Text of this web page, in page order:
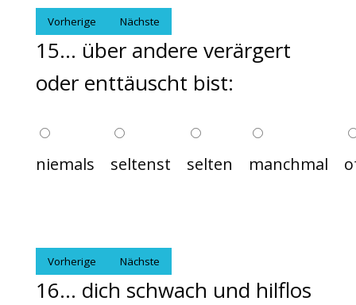
Vorherige Nächste
15... über andere verärgert
oder enttäuscht bist:
niemals seltenst selten manchmal
Vorherige Nächste
16... dich schwach und hilflos